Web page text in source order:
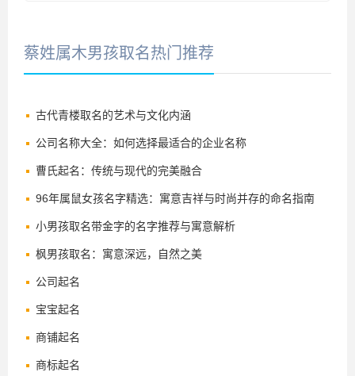
蔡姓属木男孩取名热门推荐
古代青楼取名的艺术与文化内涵
公司名称大全：如何选择最适合的企业名称
曹氏起名：传统与现代的完美融合
96年属鼠女孩名字精选：寓意吉祥与时尚并存的命名指南
小男孩取名带金字的名字推荐与寓意解析
枫男孩取名：寓意深远，自然之美
公司起名
宝宝起名
商铺起名
商标起名